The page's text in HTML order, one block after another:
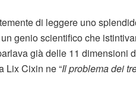
di leggere uno
un genio scientifico che
già delle 11 dimensioni
Lix Cixin ne “Il problema dei